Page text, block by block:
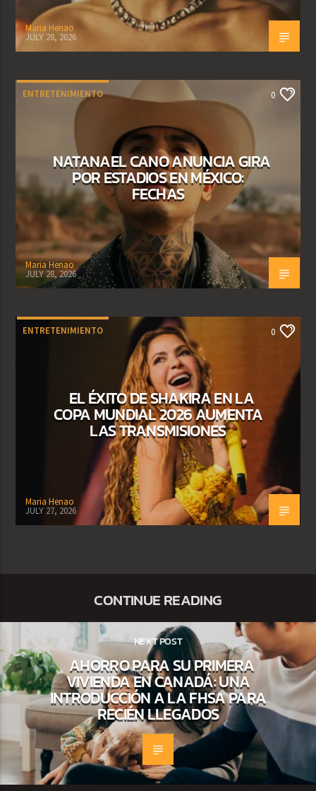
Maria Henao
JULY 28, 2026
ENTRETENIMIENTO 0
NATANAEL CANO ANUNCIA GIRA
POR ESTADIOS EN MÉXICO:
FECHAS
Maria Henao
JULY 28, 2026
ENTRETENIMIENTO 0
EL ÉXITO DE SHAKIRA EN LA
COPA MUNDIAL 2026 AUMENTA
LAS TRANSMISIONES
Maria Henao
JULY 27, 2026
CONTINUE READING
NEXT POST
AHORRO PARA SU PRIMERA
VIVIENDA EN CANADÁ: UNA
INTRODUCCIÓN A LA FHSA PARA
RECIÉN LLEGADOS